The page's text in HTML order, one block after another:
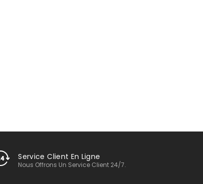
Service Client En Ligne
Nous Offrons Un Service Client 24/7.